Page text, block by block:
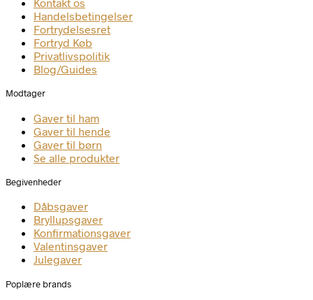
Handelsbetingelser
Fortrydelsesret
Fortryd Køb
Privatlivspolitik
Blog/Guides
Modtager
Gaver til ham
Gaver til hende
Gaver til børn
Se alle produkter
Begivenheder
Dåbsgaver
Bryllupsgaver
Konfirmationsgaver
Valentinsgaver
Julegaver
Poplære brands